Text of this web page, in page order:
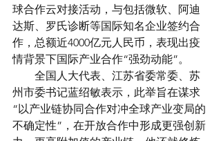
球合作云对接活动，与包括微软、阿迪
达斯、罗氏诊断等国际知名企业签约合
作，总额近4000亿元人民币，表现出疫
情背景下国际产业合作“强劲动能”。
全国人大代表、江苏省委常委、苏
州市委书记蓝绍敏表示，此举旨在谋求
“以产业链协同合作对冲全球产业变局的
不确定性”，在开放合作中形成更强创新